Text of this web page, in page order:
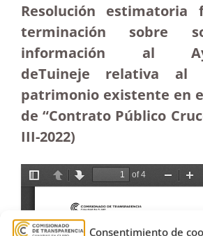
Consentimiento de
Resolución
terminación sobre
información al
deTuineje relativa al
patrimonio existente en
de “Contrato Público
III-2022)